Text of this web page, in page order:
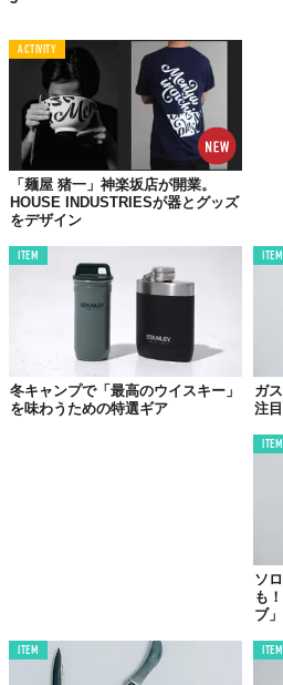
フリース界のパイオニアとして、世
る北欧アウトドアブランド「フーデ
ける“伝説のマジシャン”こと、ハリ
1993年にスウェーデンでブランドを
さまざまな革新的なアイテムを作り
「フーディニ」の代名詞といえば、
製品。最高品質を目指し、価格や素
することなく、シーズンごとに斬新
す。だから、“フリース界のロールス
い品質から多くのアスリートやアウ
ACTIVITY
「麺屋 猪一」神楽坂店が開業。
HOUSE INDUSTRIESが器とグッズ
をデザイン
ITEM
冬キャンプで「最高のウイスキー」
を味わうための特選ギア
ITEM
ガ
注
ITEM
ソ
も
ブ
ITEM ITEM